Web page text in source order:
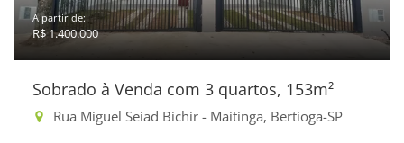
A partir de:
R$ 1.400.000
Sobrado à Venda com 3 quartos, 153m²
Rua Miguel Seiad Bichir - Maitinga, Bertioga-SP